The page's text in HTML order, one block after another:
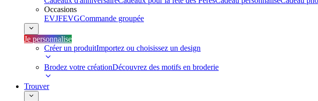
Occasions
EVJFEVGCommande groupée
Je personnalise
Créer un produitImportez ou choisissez un design
Brodez votre créationDécouvrez des motifs en broderie
Trouver